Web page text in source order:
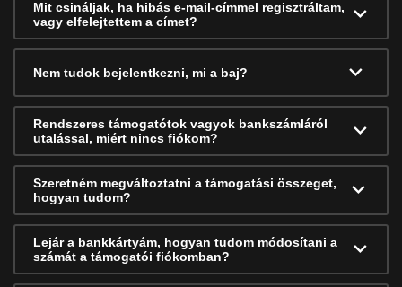
Mit csináljak, ha hibás e-mail-címmel regisztráltam,
vagy elfelejtettem a címet?
Nem tudok bejelentkezni, mi a baj?
Rendszeres támogatótok vagyok bankszámláról
utalással, miért nincs fiókom?
Szeretném megváltoztatni a támogatási összeget,
hogyan tudom?
Lejár a bankkártyám, hogyan tudom módosítani a
számát a támogatói fiókomban?